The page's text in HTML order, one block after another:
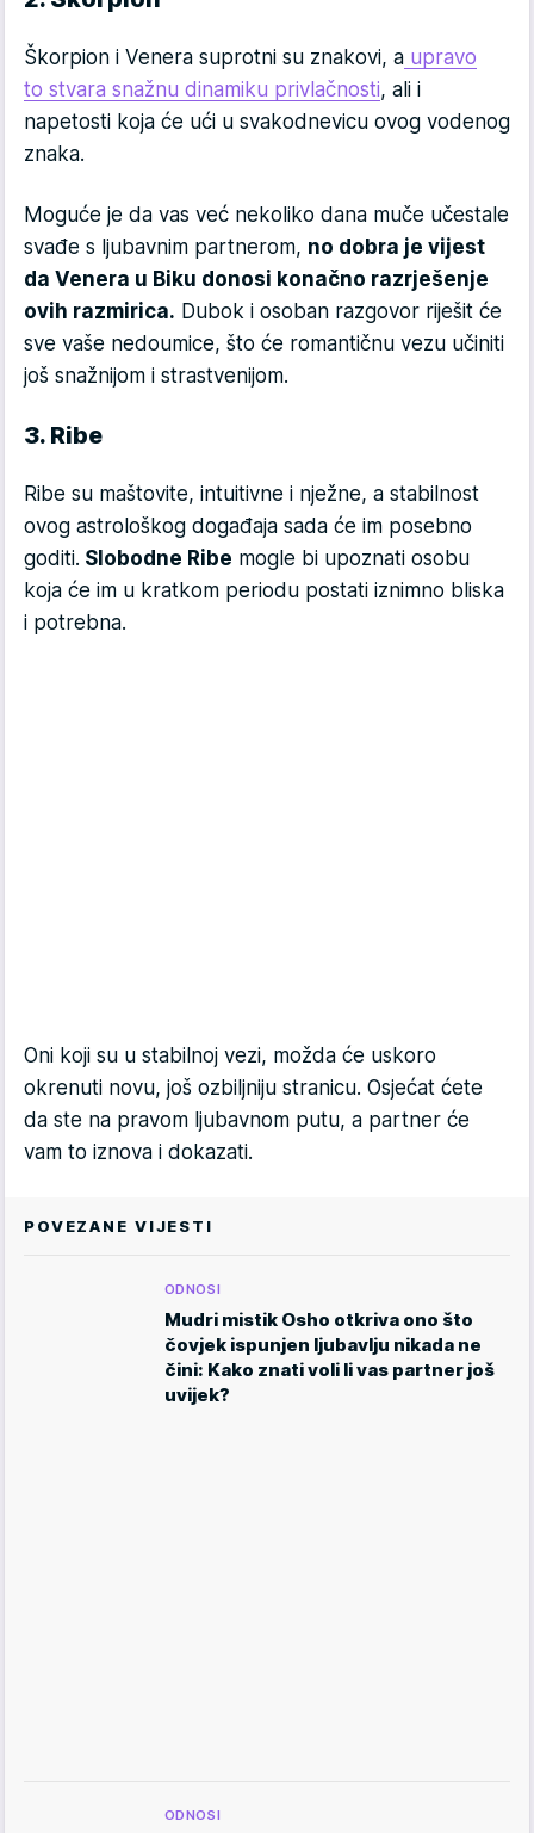
Škorpion i Venera suprotni su znakovi, a upravo
to stvara snažnu dinamiku privlačnosti, ali i
napetosti koja će ući u svakodnevicu ovog vodenog
znaka.
Moguće je da vas već nekoliko dana muče učestale
svađe s ljubavnim partnerom, no dobra je vijest
da Venera u Biku donosi konačno razrješenje
ovih razmirica. Dubok i osoban razgovor riješit će
sve vaše nedoumice, što će romantičnu vezu učiniti
još snažnijom i strastvenijom.
3. Ribe
Ribe su maštovite, intuitivne i nježne, a stabilnost
ovog astrološkog događaja sada će im posebno
goditi. Slobodne Ribe mogle bi upoznati osobu
koja će im u kratkom periodu postati iznimno bliska
i potrebna.
Oni koji su u stabilnoj vezi, možda će uskoro
okrenuti novu, još ozbiljniju stranicu. Osjećat ćete
da ste na pravom ljubavnom putu, a partner će
vam to iznova i dokazati.
POVEZANE VIJESTI
ODNOSI
Mudri mistik Osho otkriva ono što
čovjek ispunjen ljubavlju nikada ne
čini: Kako znati voli li vas partner još
uvijek?
ODNOSI